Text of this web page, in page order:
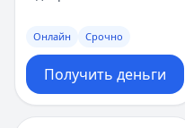
Онлайн Срочно
Получить деньги